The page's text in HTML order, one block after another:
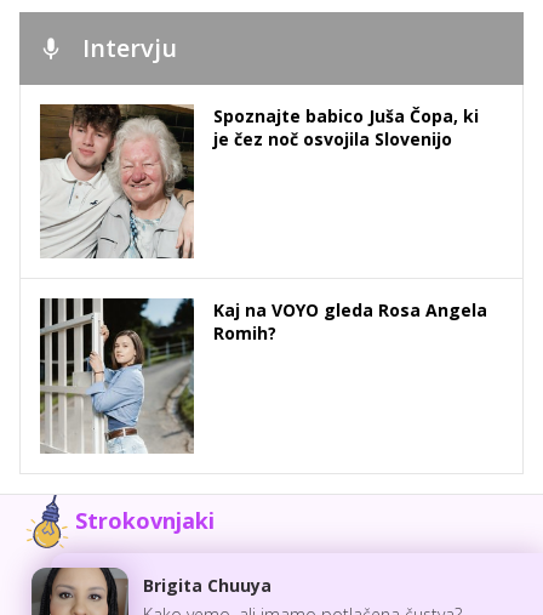
Intervju
Spoznajte babico Juša Čopa, ki
je čez noč osvojila Slovenijo
Kaj na VOYO gleda Rosa Angela
Romih?
Strokovnjaki
Brigita Chuuya